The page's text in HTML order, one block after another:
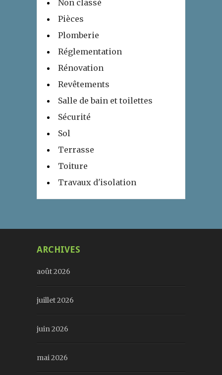
Non classé
Pièces
Plomberie
Réglementation
Rénovation
Revêtements
Salle de bain et toilettes
Sécurité
Sol
Terrasse
Toiture
Travaux d'isolation
ARCHIVES
août 2026
juillet 2026
juin 2026
mai 2026